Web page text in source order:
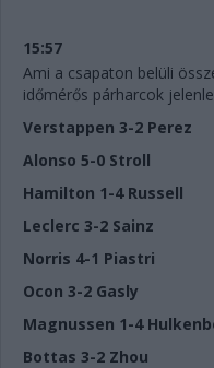
15:57
Ami a csapaton belüli
időmérős párharcok
Verstappen 3-2 Perez
Alonso 5-0 Stroll
Hamilton 1-4 Russell
Leclerc 3-2 Sainz
Norris 4-1 Piastri
Ocon 3-2 Gasly
Magnussen 1-4
Bottas 3-2 Zhou